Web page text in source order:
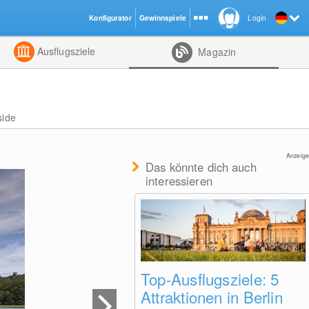
Kombiniert
Ausflugsziele Magazin
Anzeige
Das könnte dich auch
interessieren
Top-Ausflugsziele: 5
Attraktionen in Berlin
Login
Konfigurator Gewinnspiele